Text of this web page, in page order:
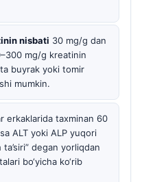
nisbati 30 mg/g dan
mg/g kreatinin
buyrak yoki tomir
mumkin.
erkaklarida taxminan 60
ALT yoki ALP yuqori
degan yorliqdan
bo‘yicha ko‘rib